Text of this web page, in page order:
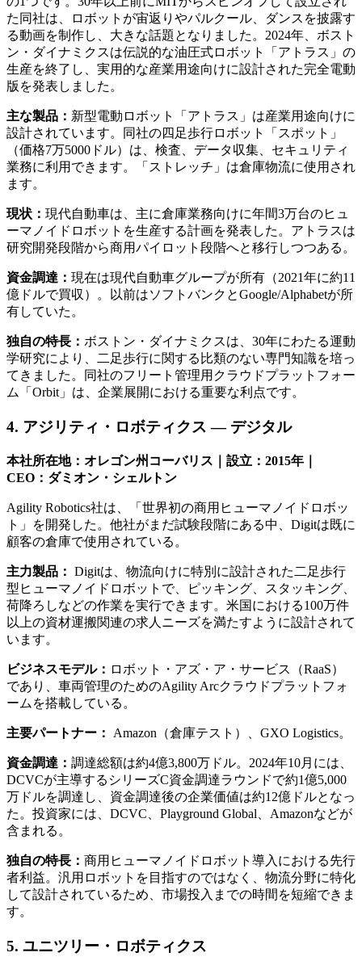
た同社は、ロボットが宙返りやパルクール、ダンスを披露す
る動画を制作し、大きな話題となりました。2024年、ボスト
ン・ダイナミクスは伝説的な油圧式ロボット「アトラス」の
生産を終了し、実用的な産業用途向けに設計された完全電動
版を発表しました。
主な製品： 新型電動ロボット「アトラス」は産業用途向けに
設計されています。同社の四足歩行ロボット「スポット」
（価格7万5000ドル）は、検査、データ収集、セキュリティ
業務に利用できます。「ストレッチ」は倉庫物流に使用され
ます。
現状： 現代自動車は、主に倉庫業務向けに年間3万台のヒュ
ーマノイドロボットを生産する計画を発表した。アトラスは
研究開発段階から商用パイロット段階へと移行しつつある。
資金調達： 現在は現代自動車グループが所有（2021年に約11
億ドルで買収）。以前はソフトバンクとGoogle/Alphabetが所
有していた。
独自の特長： ボストン・ダイナミクスは、30年にわたる運動
学研究により、二足歩行に関する比類のない専門知識を培っ
てきました。同社のフリート管理用クラウドプラットフォー
ム「Orbit」は、企業展開における重要な利点です。
4. アジリティ・ロボティクス — デジタル
本社所在地：オレゴン州コーバリス｜設立：2015年｜
CEO：ダミオン・シェルトン
Agility Robotics社は、「世界初の商用ヒューマノイドロボッ
ト」を開発した。他社がまだ試験段階にある中、Digitは既に
顧客の倉庫で使用されている。
主力製品： Digitは、物流向けに特別に設計された二足歩行
型ヒューマノイドロボットで、ピッキング、スタッキング、
荷降ろしなどの作業を実行できます。米国における100万件
以上の資材運搬関連の求人ニーズを満たすように設計されて
います。
ビジネスモデル： ロボット・アズ・ア・サービス（RaaS）
であり、車両管理のためのAgility Arcクラウドプラットフォ
ームを搭載している。
主要パートナー： Amazon（倉庫テスト）、GXO Logistics。
資金調達： 調達総額は約4億3,800万ドル。2024年10月には、
DCVCが主導するシリーズC資金調達ラウンドで約1億5,000
万ドルを調達し、資金調達後の企業価値は約12億ドルとなっ
た。投資家には、DCVC、Playground Global、Amazonなどが
含まれる。
独自の特長： 商用ヒューマノイドロボット導入における先行
者利益。汎用ロボットを目指すのではなく、物流分野に特化
して設計されているため、市場投入までの時間を短縮できま
す。
5. ユニツリー・ロボティクス